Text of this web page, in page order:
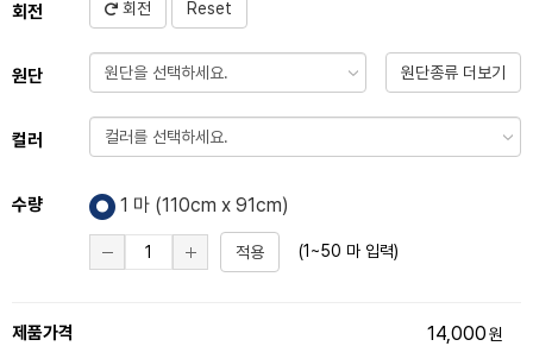
회전 회전 Reset
원단 원단종류 더보기
컬러
수량 1 마 (110cm x 91cm)
적용 (1~50 마 입력)
제품가격 14,000원